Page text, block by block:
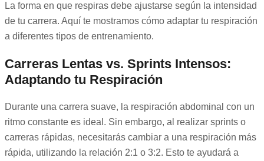
La forma en que respiras debe ajustarse según la intensidad
de tu carrera. Aquí te mostramos cómo adaptar tu respiración
a diferentes tipos de entrenamiento.
Carreras Lentas vs. Sprints Intensos:
Adaptando tu Respiración
Durante una carrera suave, la respiración abdominal con un
ritmo constante es ideal. Sin embargo, al realizar sprints o
carreras rápidas, necesitarás cambiar a una respiración más
rápida, utilizando la relación 2:1 o 3:2. Esto te ayudará a